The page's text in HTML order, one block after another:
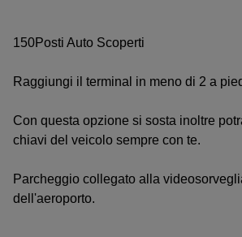
150Posti Auto Scoperti
Raggiungi il terminal in meno di 2 a
Con questa opzione si sosta inoltre
chiavi del veicolo sempre con te.
Parcheggio collegato alla
dell'aeroporto.